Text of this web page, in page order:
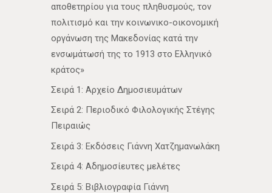
αποθετηρίου για τους πληθυσμούς, τον
πολιτισμό και την κοινωνικο-οικονομική
οργάνωση της Μακεδονίας κατά την
ενσωμάτωσή της το 1913 στο Ελληνικό
κράτος»
Σειρά 1: Αρχείο Δημοσιευμάτων
Σειρά 2: Περιοδικό Φιλολογικής Στέγης
Πειραιώς
Σειρά 3: Εκδόσεις Γιάννη Χατζημανωλάκη
Σειρά 4: Αδημοσίευτες μελέτες
Σειρά 5: Βιβλιογραφία Γιάννη